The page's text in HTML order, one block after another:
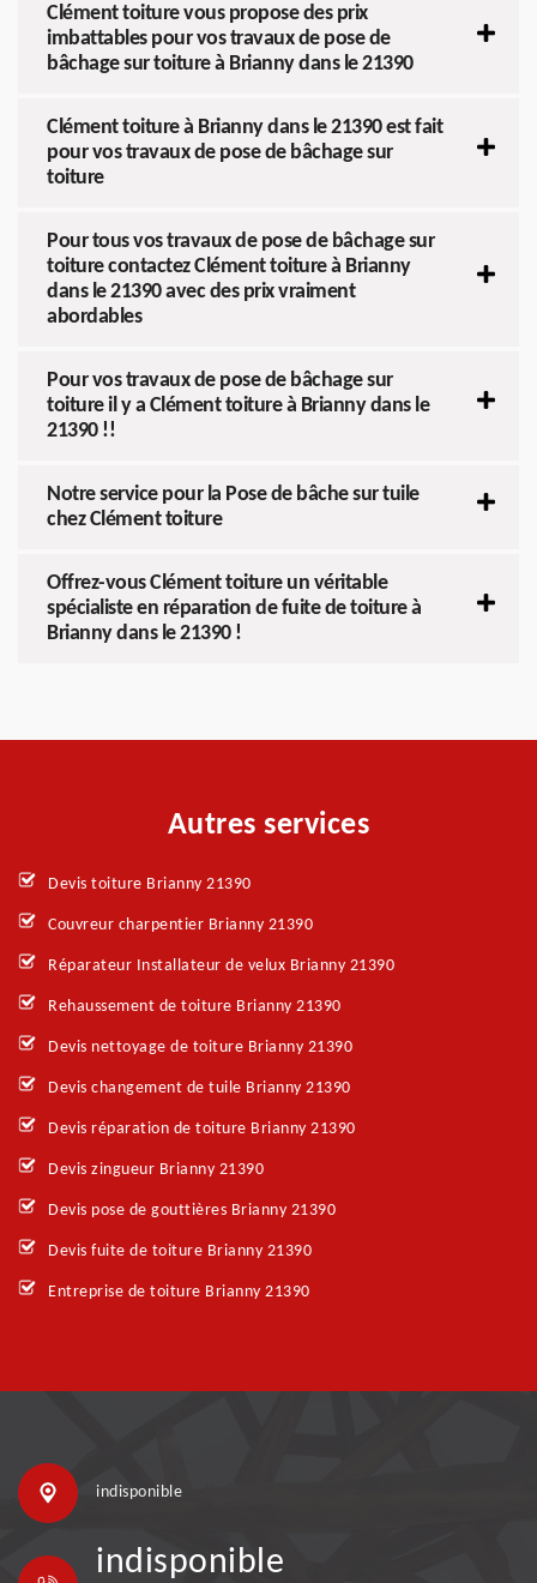
Clément toiture vous propose des prix
imbattables pour vos travaux de pose de
bâchage sur toiture à Brianny dans le 21390
Clément toiture à Brianny dans le 21390 est fait
pour vos travaux de pose de bâchage sur
toiture
Pour tous vos travaux de pose de bâchage sur
toiture contactez Clément toiture à Brianny
dans le 21390 avec des prix vraiment
abordables
Pour vos travaux de pose de bâchage sur
toiture il y a Clément toiture à Brianny dans le
21390 !!
Notre service pour la Pose de bâche sur tuile
chez Clément toiture
Offrez-vous Clément toiture un véritable
spécialiste en réparation de fuite de toiture à
Brianny dans le 21390 !
Autres services
Devis toiture Brianny 21390
Couvreur charpentier Brianny 21390
Réparateur Installateur de velux Brianny 21390
Rehaussement de toiture Brianny 21390
Devis nettoyage de toiture Brianny 21390
Devis changement de tuile Brianny 21390
Devis réparation de toiture Brianny 21390
Devis zingueur Brianny 21390
Devis pose de gouttières Brianny 21390
Devis fuite de toiture Brianny 21390
Entreprise de toiture Brianny 21390
indisponible
indisponible